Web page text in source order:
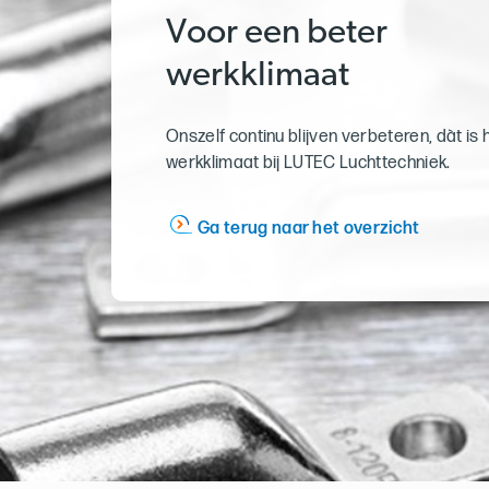
Voor een beter
werkklimaat
Onszelf continu blijven verbeteren, dàt is
werkklimaat bij LUTEC Luchttechniek.
Ga terug naar het overzicht